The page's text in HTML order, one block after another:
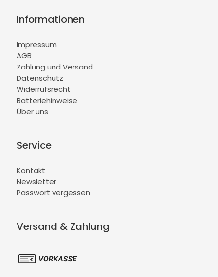
Informationen
Impressum
AGB
Zahlung und Versand
Datenschutz
Widerrufsrecht
Batteriehinweise
Über uns
Service
Kontakt
Newsletter
Passwort vergessen
Versand & Zahlung